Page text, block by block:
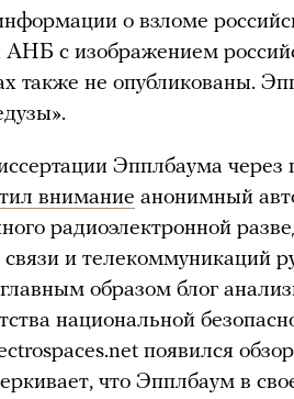
о взломе
АНБ с изображением
также не опубликованы.
Эпплбаума через
внимание анонимный
радиоэлектронной
и телекоммуникаций
образом блог
национальной
появился
что Эпплбаум в